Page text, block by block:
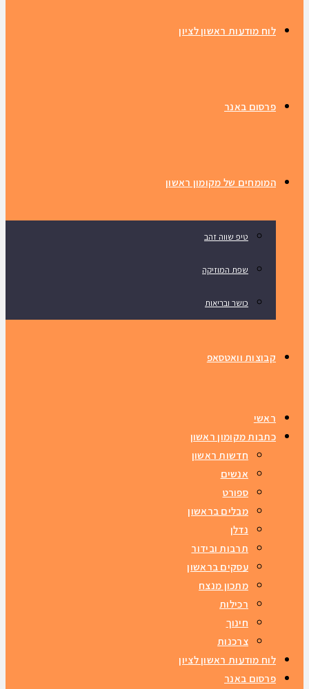
לוח מודעות ראשון לציון
פרסום באנר
המומחים של מקומון ראשון
טיפ שווה זהב
שפת המוזיקה
כושר ובריאות
קבוצות וואטסאפ
ראשי
כתבות מקומון ראשון
חדשות ראשון
אנשים
ספורט
מבלים בראשון
נדלן
תרבות ובידור
עסקים בראשון
מתכון מנצח
רכילות
חינוך
צרכנות
לוח מודעות ראשון לציון
פרסום באנר